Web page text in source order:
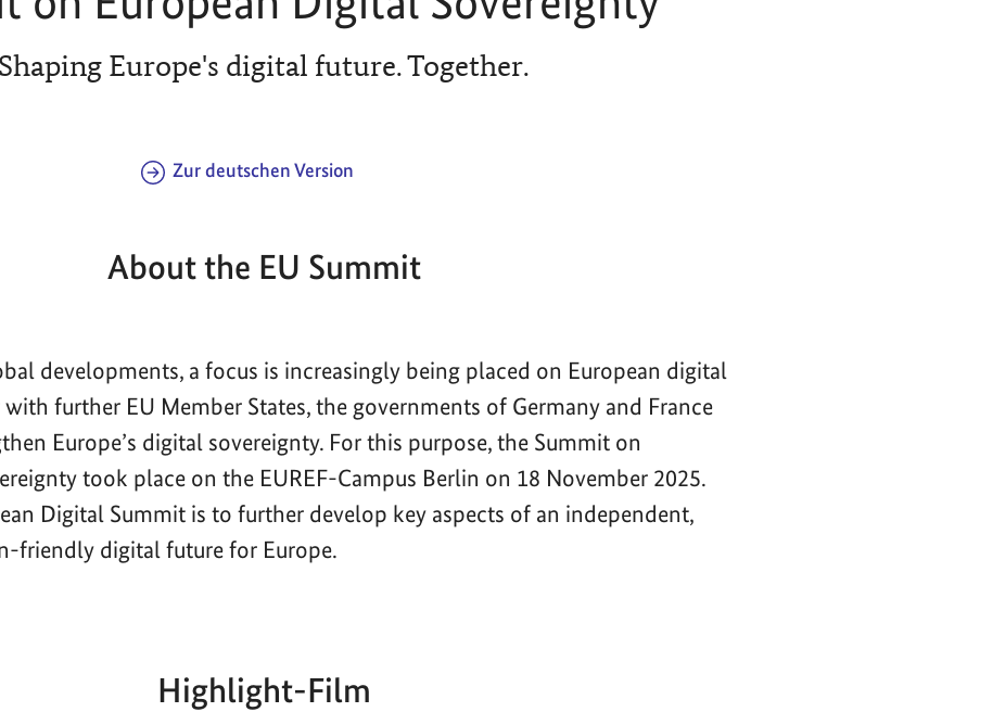
Shaping Europe's digital future. Together.
Zur deutschen Version
About the EU Summit
developments, a focus is increasingly being placed on European digital
with further EU Member States, the governments of Germany and France
Europe’s digital sovereignty. For this purpose, the Summit on
took place on the EUREF-Campus Berlin on 18 November 2025.
Digital Summit is to further develop key aspects of an independent,
friendly digital future for Europe.
Highlight-Film
Aktueller
00:00|Gesamtlaufzeit
00:00